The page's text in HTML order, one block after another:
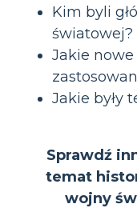
Kim byli
światowej?
Jakie
Jakie były
Sprawdź
temat
wojny